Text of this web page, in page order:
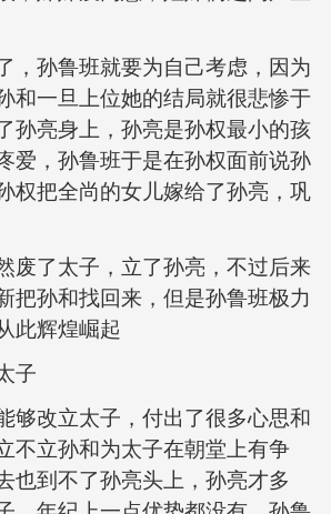
孙鲁班就要为自己考虑，因为
和一旦上位她的结局就很悲惨于
孙亮身上，孙亮是孙权最小的孩
爱，孙鲁班于是在孙权面前说孙
权把全尚的女儿嫁给了孙亮，巩
了太子，立了孙亮，不过后来
把孙和找回来，但是孙鲁班极力
此辉煌崛起
子
改立太子，付出了很多心思和
不立孙和为太子在朝堂上有争
也到不了孙亮头上，孙亮才多